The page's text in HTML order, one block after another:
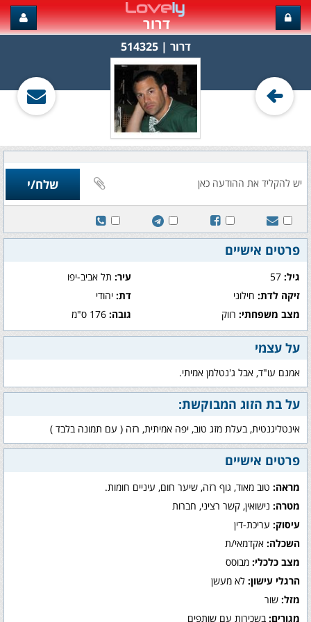
דרור
דרור‏ | 514325
פרטים אישיים
גיל: עיר:תל אביב-יפו
זיקה לדת: חילוני דת:יהודי
מצב משפחתי: רווק גובה:176 ס"מ
על עצמי
אמנם עו"ד, אבל ג'נטלמן אמיתי.
על בת הזוג המבוקשת:
אינטליגנטית, בעלת מזג טוב, יפה אמיתית, רזה ( עם תמונה בלבד )
פרטים אישיים
מראה: טוב מאוד, גוף רזה, שיער חום, עיניים חומות.
מטרה: נישואין, קשר רציני, חברות
עיסוק: עריכת-דין
השכלה: אקדמאי/ת
מצב כלכלי: מבוסס
הרגלי עישון: לא מעשן
מזל: שור
מגורים: בשכירות עם שותפים